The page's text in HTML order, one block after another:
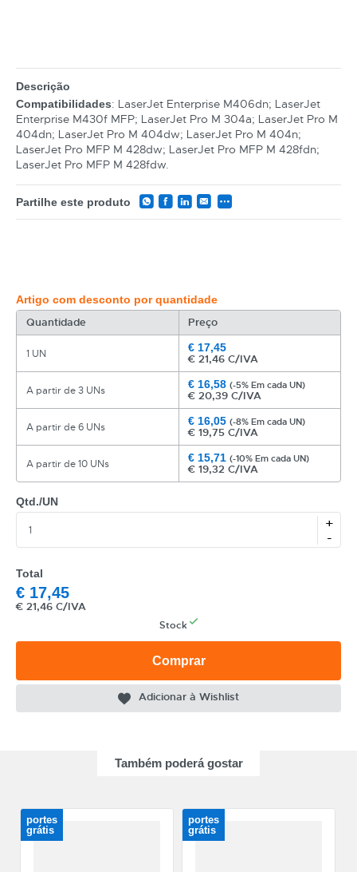
Descrição
Compatibilidades: LaserJet Enterprise M406dn; LaserJet
Enterprise M430f MFP; LaserJet Pro M 304a; LaserJet Pro M
404dn; LaserJet Pro M 404dw; LaserJet Pro M 404n;
LaserJet Pro MFP M 428dw; LaserJet Pro MFP M 428fdn;
LaserJet Pro MFP M 428fdw.
Partilhe este produto
Artigo com desconto por quantidade
Quantidade Preço
1 UN € 17,45
€ 21,46 C/IVA
A partir de 3 UNs € 16,58 (-5% Em cada UN)
€ 20,39 C/IVA
A partir de 6 UNs € 16,05 (-8% Em cada UN)
€ 19,75 C/IVA
A partir de 10 UNs € 15,71 (-10% Em cada UN)
€ 19,32 C/IVA
Qtd./UN
+
-
Total
€ 17,45
€ 21,46 C/IVA
Stock
Comprar
Adicionar à Wishlist
Também poderá gostar
portes
grátis
portes
grátis